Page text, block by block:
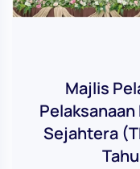
Majlis
Sejahtera